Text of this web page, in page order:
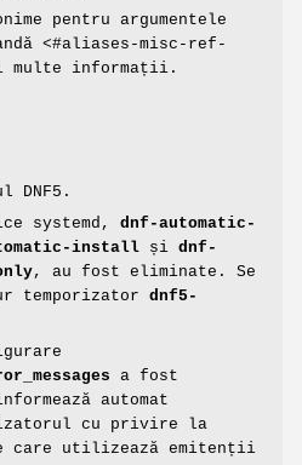
pentru argumentele
<#aliases-misc-ref-
multe informații.
DNF5.
systemd, dnf-automatic-
install și dnf-
, au fost eliminate. Se
temporizator dnf5-
a fost
automat
cu privire la
care utilizează emitenții